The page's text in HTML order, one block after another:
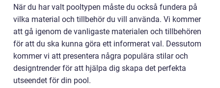
När du har valt pooltypen måste du också fundera på
vilka material och tillbehör du vill använda. Vi kommer
att gå igenom de vanligaste materialen och tillbehören
för att du ska kunna göra ett informerat val. Dessutom
kommer vi att presentera några populära stilar och
designtrender för att hjälpa dig skapa det perfekta
utseendet för din pool.